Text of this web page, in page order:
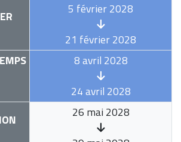
5 février 2028
21 février 2028
8 avril 2028
24 avril 2028
26 mai 2028